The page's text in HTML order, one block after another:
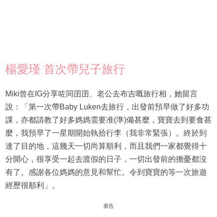
楊愛瑾 首次帶兒子旅行
Miki曾在IG分享咗同囝囝、老公去布吉嘅旅行相，她留言
說：「第一次帶Baby Luken去旅行，出發前預早做了好多功
課，亦都請教了好多媽媽需要准(準)備甚麼，寶寶去到要食甚
麼，我預早了一星期開始執拾行李（我非常緊張）。終於到
達了目的地，這幾天一切尚算順利，而且我們一家都覺得十
分開心，很享受一起去渡假的日子，一切出發前的擔憂都沒
有了。感謝各位媽媽的意見和幫忙。令到寶寶的等一次旅遊
經歷很順利」。
廣告